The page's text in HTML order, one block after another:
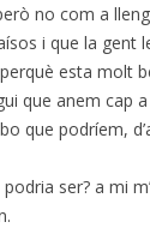
no com a
i que la gent
esta molt
que anem cap
que podríem,
ser? a mi